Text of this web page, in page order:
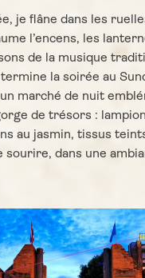
je flâne dans les
l’encens, les
de la musique
la soirée au
marché de nuit
de trésors :
au jasmin, tissus
sourire, dans une